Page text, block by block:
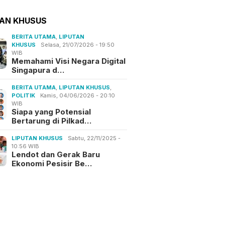
KHUSUS
BERITA UTAMA, LIPUTAN
KHUSUS
Selasa, 21/07/2026 - 19:50
WIB
Memahami Visi Negara Digital
Singapura d…
BERITA UTAMA, LIPUTAN KHUSUS,
POLITIK
Kamis, 04/06/2026 - 20:10
WIB
Siapa yang Potensial
Bertarung di Pilkad…
LIPUTAN KHUSUS
Sabtu, 22/11/2025 -
10:56 WIB
Lendot dan Gerak Baru
Ekonomi Pesisir Be…